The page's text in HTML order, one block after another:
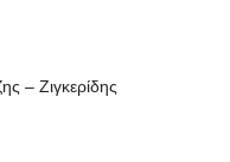
– Ζιγκερίδης